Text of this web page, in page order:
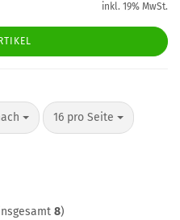
inkl. 19% MwSt.
16 pro Seite
pro Seite
8)